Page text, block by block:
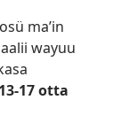
maʼin
wayuu
17otta